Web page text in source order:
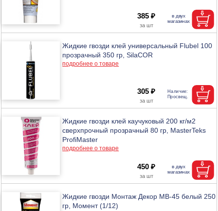
385 ₽
Жидкие гвозди клей универсальный Flubel 100
прозрачный 350 гр, SilaCOR
подробнее о товаре
305 ₽
Жидкие гвозди клей каучуковый 200 кг/м2
сверхпрочный прозрачный 80 гр, MasterTeks
ProfiMaster
подробнее о товаре
450 ₽
Жидкие гвозди Монтаж Декор МВ-45 белый 250
гр, Момент (1/12)